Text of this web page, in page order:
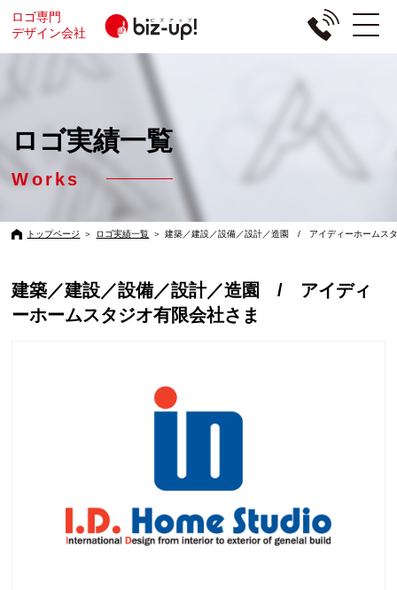
ロゴ専門
デザイン会社
ロゴ実績一覧
Works
トップページ ＞ ロゴ実績一覧 ＞ 建築／建設／設備／設計／造園 / アイディーホームス
建築／建設／設備／設計／造園 / アイディ
ーホームスタジオ有限会社さま